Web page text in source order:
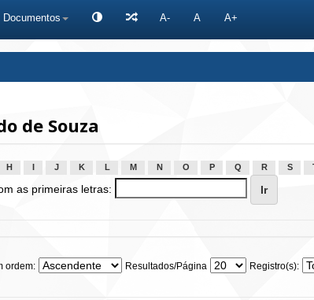
Documentos A- A A+
de Souza
H J K L M N O P Q R S
as primeiras letras:
ordem: Resultados/Página Registro(s):